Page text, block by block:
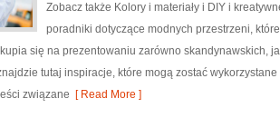
Zobacz także Kolory i materiały i DIY i
poradniki dotyczące modnych przestrzeni,
się na prezentowaniu zarówno skandynawskich,
tutaj inspiracje, które mogą zostać
związane [ Read More ]